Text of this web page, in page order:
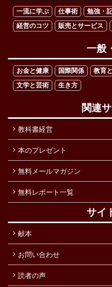
一流に学ぶ 仕事術 勉強・
経営のコツ
販売とサービス
一般
お金と健康 国際関係 教育
文学と芸術
生き方
関連
教科書経営
本のプレゼント
無料メールマガジン
無料レポート一覧
サイ
献本
お問い合わせ
読者の声